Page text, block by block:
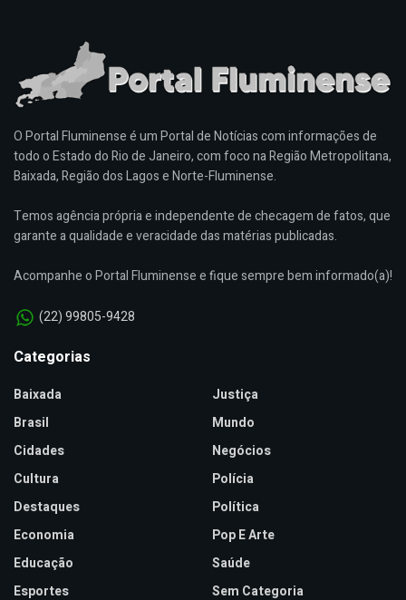
O Portal Fluminense é um Portal de Notícias com informações de
todo o Estado do Rio de Janeiro, com foco na Região Metropolitana,
Baixada, Região dos Lagos e Norte-Fluminense.
Temos agência própria e independente de checagem de fatos, que
garante a qualidade e veracidade das matérias publicadas.
Acompanhe o Portal Fluminense e fique sempre bem informado(a)!
(22) 99805-9428
Categorias
Baixada
Brasil
Cidades
Cultura
Destaques
Economia
Educação
Esportes
Justiça
Mundo
Negócios
Polícia
Política
Pop E Arte
Saúde
Sem Categoria